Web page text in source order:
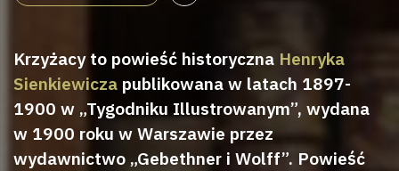
Krzyżacy to powieść historyczna Henryka
Sienkiewicza publikowana w latach 1897-
1900 w „Tygodniku Illustrowanym”, wydana
w 1900 roku w Warszawie przez
wydawnictwo „Gebethner i Wolff”. Powieść